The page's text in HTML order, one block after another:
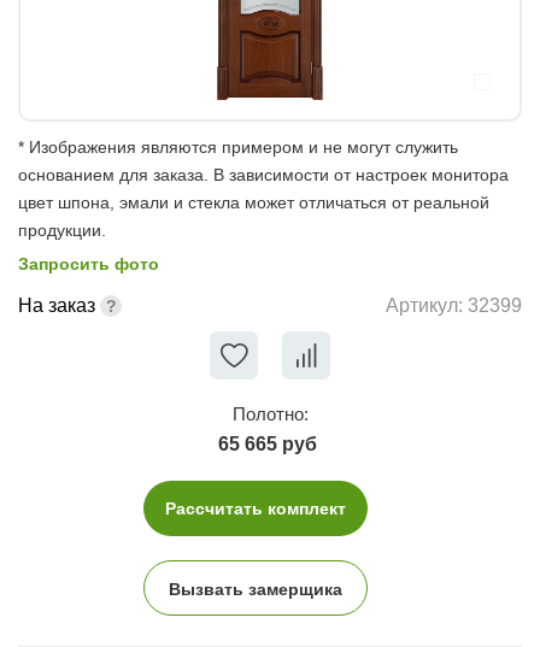
* Изображения являются примером и не могут служить
основанием для заказа. В зависимости от настроек монитора
цвет шпона, эмали и стекла может отличаться от реальной
продукции.
Запросить фото
На заказ Артикул: 32399
Полотно:
65 665 руб
Рассчитать комплект
Вызвать замерщика